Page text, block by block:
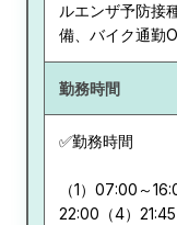
ルエンザ予防接
備、バイク通勤
勤務時間
✅勤務時間
（1）07:00～
22:00（4）